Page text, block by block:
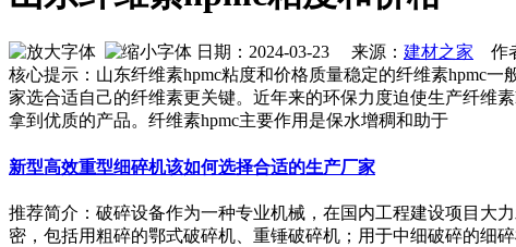
日期：2024-03-23 来源： 建材之家 作
核心提示：山东纤维素hpmc粘度和价格质量稳定的纤维素hpmc
家选合适自己的纤维素更关键。近年来的环保力度迫使生产纤维
拿到优质的产品。纤维素hpmc主要作用是保水增稠和助于
新型高效重型细碎机该如何选择合适的生产厂家
推荐简介：破碎设备作为一种专业机械，在国内工程建设项目大
密，包括用粗碎的鄂式破碎机、重锤破碎机；用于中细破碎的细